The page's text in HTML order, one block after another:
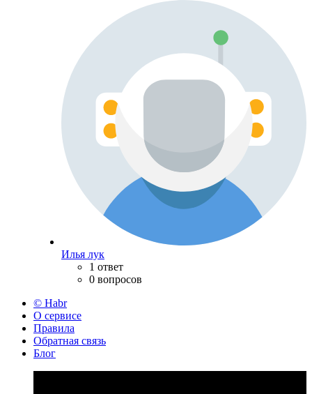
Илья лук
1 ответ
0 вопросов
© Habr
О сервисе
Правила
Обратная связь
Блог